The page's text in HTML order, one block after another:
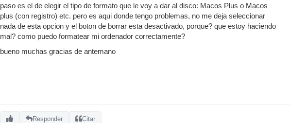
paso es el de elegir el tipo de formato que le voy a dar al disco: Macos Plus o Macos
plus (con registro) etc. pero es aqui donde tengo problemas, no me deja seleccionar
nada de esta opcion y el boton de borrar esta desactivado, porque? que estoy haciendo
mal? como puedo formatear mi ordenador correctamente?
bueno muchas gracias de antemano
Responder Citar